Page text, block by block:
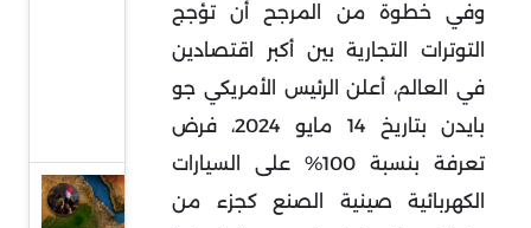
وفي خطوة من المرجح أن تؤجج
التوترات التجارية بين أكبر اقتصادين
في العالم، أعلن الرئيس الأمريكي جو
بايدن بتاريخ 14 مايو 2024، فرض
تعرفة بنسبة 100% على السيارات
الكهربائية صينية الصنع كجزء من
وهيكلة
من
أجل
البقاء
السودان